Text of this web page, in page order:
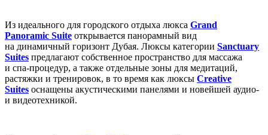
Из идеального для городского отдыха люкса Grand
Panoramic Suite открывается панорамный вид
на динамичный горизонт Дубая. Люксы категории Sanctuary
Suites предлагают собственное пространство для массажа
и спа-процедур, а также отдельные зоны для медитаций,
растяжки и тренировок, в то время как люксы Creative
Suites оснащены акустическими панелями и новейшей аудио-
и видеотехникой.